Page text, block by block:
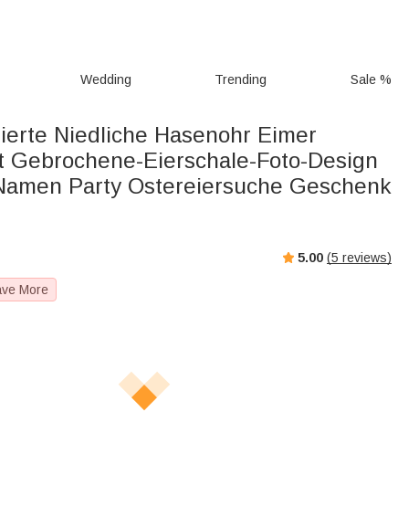
Wedding Trending Sale %
Niedliche Hasenohr Eimer
Gebrochene-Eierschale-Foto-Design
Party Ostereiersuche Geschenk
5.00 (5 reviews)
More